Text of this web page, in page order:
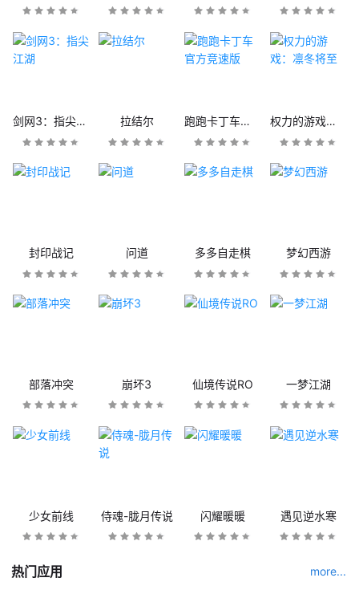
剑网3：指尖江湖 拉结尔 跑跑卡丁车官方竞速版 权力的游戏：凛冬将至
封印战记 问道 多多自走棋 梦幻西游
部落冲突 崩坏3 仙境传说RO 一梦江湖
少女前线 侍魂-胧月传说 闪耀暖暖 遇见逆水寒
热门应用 more...